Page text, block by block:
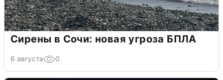
Сирены в Сочи: новая угроза БПЛА
6 августа 0